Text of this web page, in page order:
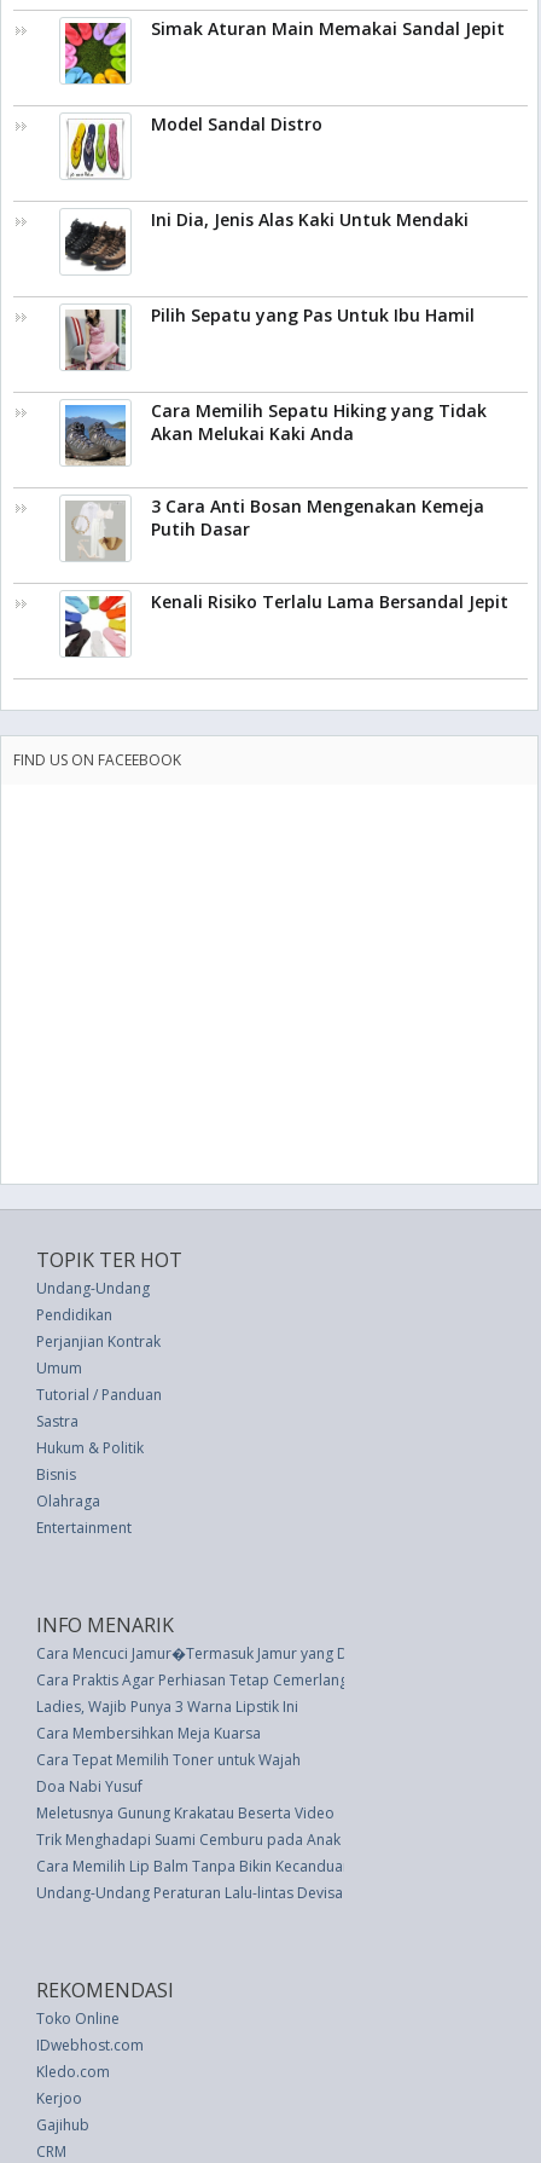
Simak Aturan Main Memakai Sandal Jepit
Model Sandal Distro
Ini Dia, Jenis Alas Kaki Untuk Mendaki
Pilih Sepatu yang Pas Untuk Ibu Hamil
Cara Memilih Sepatu Hiking yang Tidak
Akan Melukai Kaki Anda
3 Cara Anti Bosan Mengenakan Kemeja
Putih Dasar
Kenali Risiko Terlalu Lama Bersandal Jepit
FIND US ON FACEEBOOK
TOPIK TER HOT
Undang-Undang
Pendidikan
Perjanjian Kontrak
Umum
Tutorial / Panduan
Sastra
Hukum & Politik
Bisnis
Olahraga
Entertainment
INFO MENARIK
Cara Mencuci Jamur�Termasuk Jamur yang Dibeli di Toko,
Cara Praktis Agar Perhiasan Tetap Cemerlang
Ladies, Wajib Punya 3 Warna Lipstik Ini
Cara Membersihkan Meja Kuarsa
Cara Tepat Memilih Toner untuk Wajah
Doa Nabi Yusuf
Meletusnya Gunung Krakatau Beserta Video
Trik Menghadapi Suami Cemburu pada Anak Pertama
Cara Memilih Lip Balm Tanpa Bikin Kecanduan
Undang-Undang Peraturan Lalu-lintas Devisa (UU 32 thn 1964)
REKOMENDASI
Toko Online
IDwebhost.com
Kledo.com
Kerjoo
Gajihub
CRM